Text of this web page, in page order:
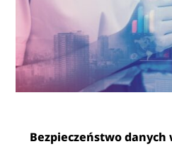
Bezpieczeństwo danych